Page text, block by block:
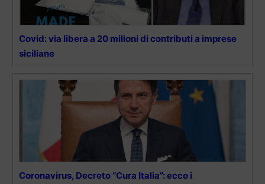
Covid: via libera a 20 milioni di contributi a imprese
siciliane
Coronavirus, Decreto “Cura Italia”: ecco i